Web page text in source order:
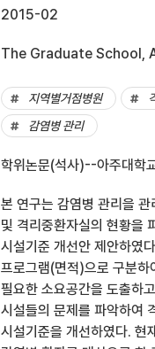
2015-02
The Graduate School,
지역별거점병원
감염병 관리
학위논문(석사)--아주대학
본 연구는 감염병 관리을
및 격리중환자실의 현황을
시설기준 개선안 제안하였
프로그램(면적)으로 구분하
필요한 소요공간을 도출하
시설들의 문제를 파악하여
시설기준을 개선하였다. 현